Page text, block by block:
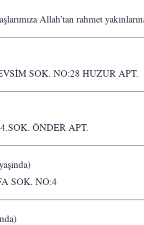
Allah’tan rahmet
SOK. NO:28 HUZUR APT.
ÖNDER APT.
SOK. NO:4